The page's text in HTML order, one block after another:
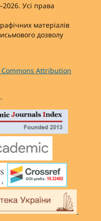
Усі права
матеріалів
дозволу
Commons Attribution
.